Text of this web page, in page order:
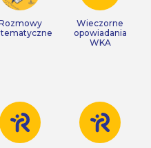
Wieczorne
opowiadania
WKA